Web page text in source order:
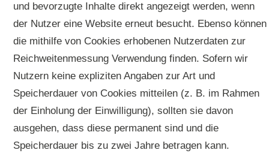
und bevorzugte Inhalte direkt angezeigt werden, wenn
der Nutzer eine Website erneut besucht. Ebenso können
die mithilfe von Cookies erhobenen Nutzerdaten zur
Reichweitenmessung Verwendung finden. Sofern wir
Nutzern keine expliziten Angaben zur Art und
Speicherdauer von Cookies mitteilen (z. B. im Rahmen
der Einholung der Einwilligung), sollten sie davon
ausgehen, dass diese permanent sind und die
Speicherdauer bis zu zwei Jahre betragen kann.